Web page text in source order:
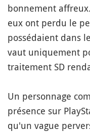
bonnement
eux ont perdu le
possédaient dans
vaut uniquement
traitement SD
Un personnage
présence sur
qu'un vague